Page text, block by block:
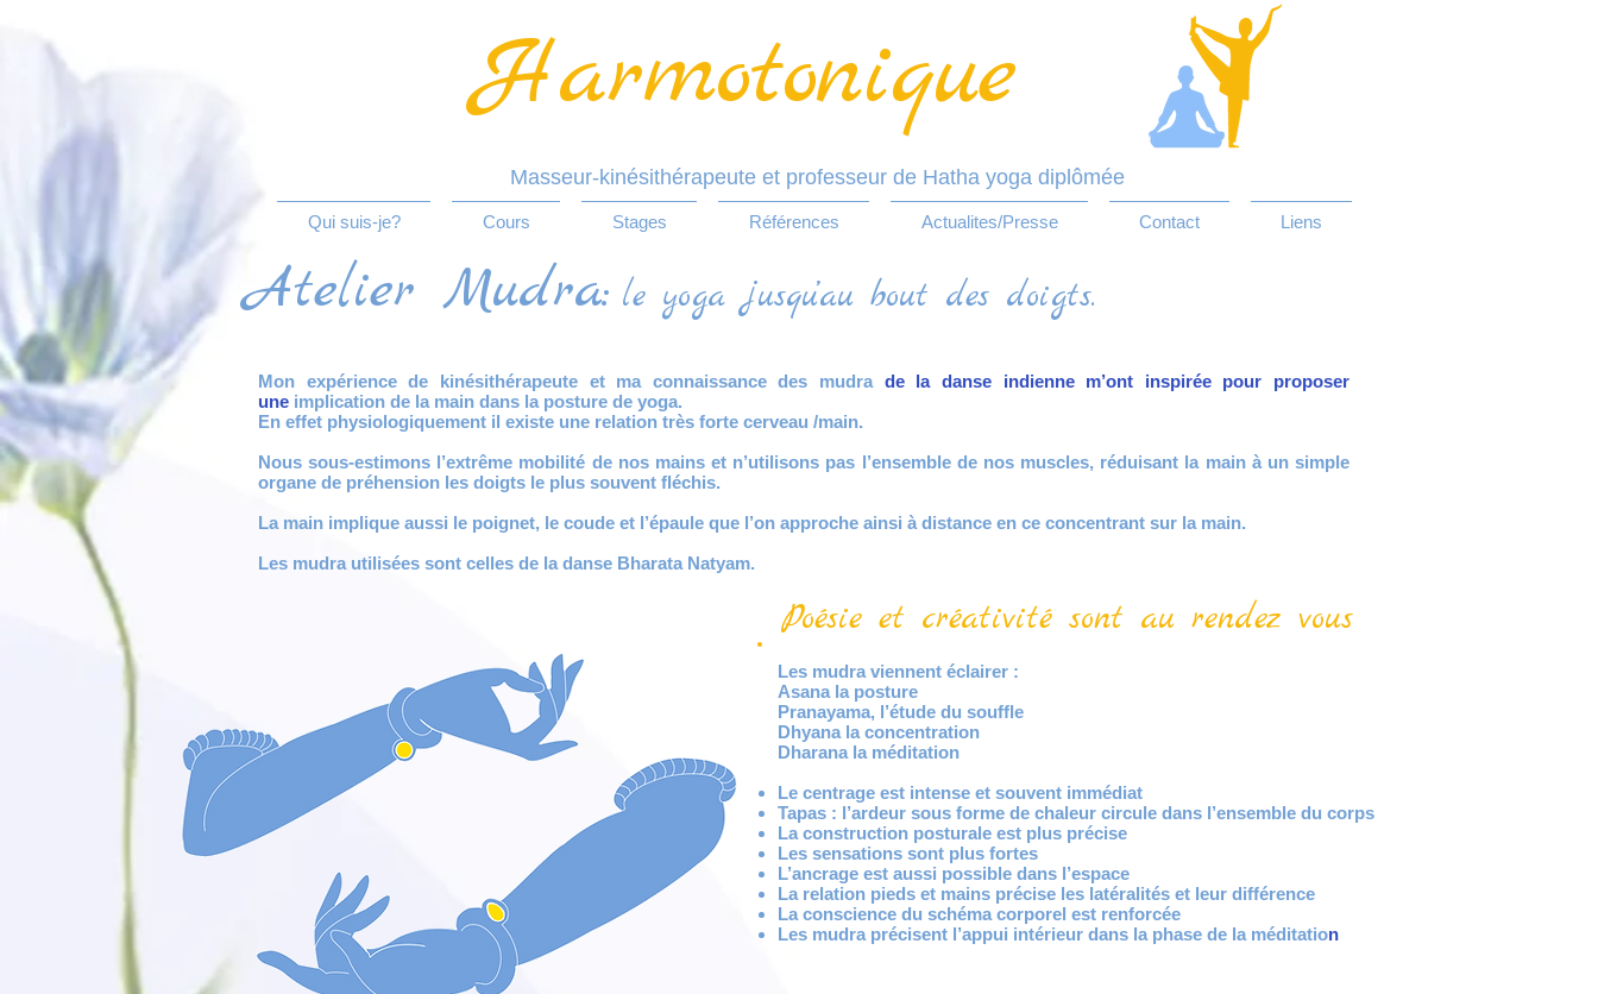
Harmotonique
Masseur-kinésithérapeute et professeur de Hatha yoga diplômée
Qui suis-je? Cours Stages Références Actualites/Presse Contact Liens
Atelier Mudra: le yoga jusqu’au bout des doigts.
Les mudra viennent éclairer :
Asana la posture
Pranayama, l’étude du souffle
Dhyana la concentration
Dharana la méditation
Le centrage est intense et souvent immédiat
Tapas : l’ardeur sous forme de chaleur circule dans l’ensemble du corps
La construction posturale est plus précise
Les sensations sont plus fortes
L’ancrage est aussi possible dans l’espace
La relation pieds et mains précise les latéralités et leur différence
La conscience du schéma corporel est renforcée
Les mudra précisent l’appui intérieur dans la phase de la méditation
Poésie et créativité sont au rendez vous
Mon expérience de kinésithérapeute et ma connaissance des mudra de la danse indienne m’ont inspirée pour proposer
une implication de la main dans la posture de yoga.
En effet physiologiquement il existe une relation très forte cerveau /main.
Nous sous-estimons l’extrême mobilité de nos mains et n’utilisons pas l’ensemble de nos muscles, réduisant la main à unsimple
organe de préhension les doigts le plus souvent fléchis.
La main implique aussi le poignet, le coude et l’épaule que l’on approche ainsi à distance en ce concentrant sur la main.
Les mudra utilisées sont celles de la danse Bharata Natyam.